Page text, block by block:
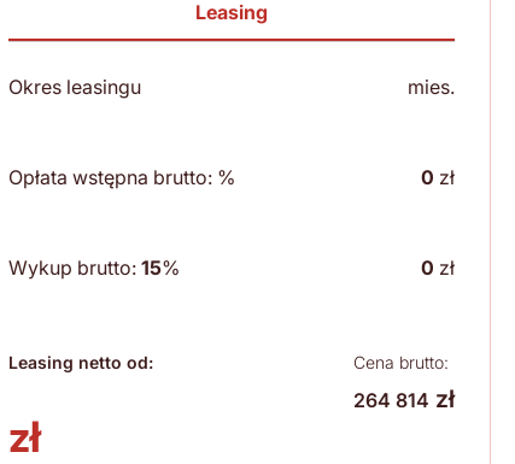
Leasing
Okres leasingu mies.
Opłata wstępna brutto: % 0 zł
Wykup brutto: 15% 0 zł
Leasing netto od:
zł
Cena brutto:
264 814 zł